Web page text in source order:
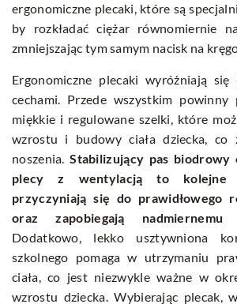
ergonomiczne plecaki, które są
by rozkładać ciężar równomiernie
zmniejszając tym samym nacisk na
Ergonomiczne plecaki wyróżniają
cechami. Przede wszystkim powinny
miękkie i regulowane szelki, które
wzrostu i budowy ciała dziecka, co
noszenia.Stabilizujący pas biodrowy
plecy z wentylacją to kolejne
przyczyniają się do prawidłowego
oraz zapobiegają
Dodatkowo, lekko usztywniona
szkolnego pomaga w utrzymaniu
ciała, co jest niezwykle ważne w
wzrostu dziecka. Wybierając plecak,